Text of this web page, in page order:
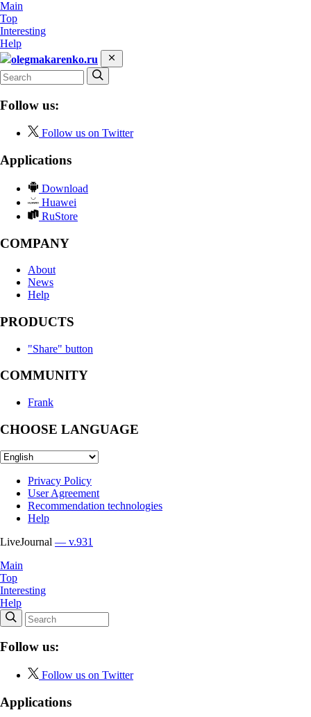
Main
Top
Interesting
Help
olegmakarenko.ru
Follow us:
Follow us on Twitter
Applications
Download
Huawei
RuStore
COMPANY
About
News
Help
PRODUCTS
"Share" button
COMMUNITY
Frank
CHOOSE LANGUAGE
Privacy Policy
User Agreement
Recommendation technologies
Help
LiveJournal — v.931
Main
Top
Interesting
Help
Follow us:
Follow us on Twitter
Applications